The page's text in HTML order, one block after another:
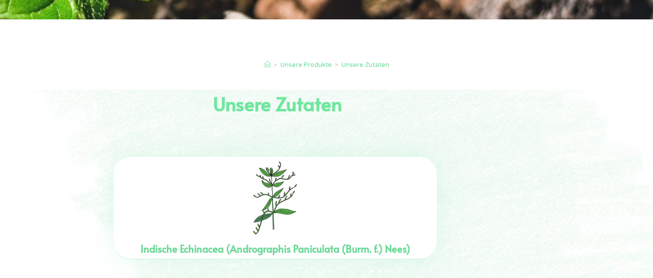
> Unsere Produkte > Unsere Zutaten
Unsere Zutaten
Indische Echinacea (Andrographis Paniculata (Burm. f.) Nees)